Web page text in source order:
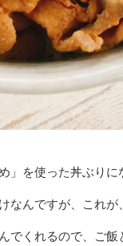
」を使った丼ぶりに
んですが、これが
でくれるので、ご